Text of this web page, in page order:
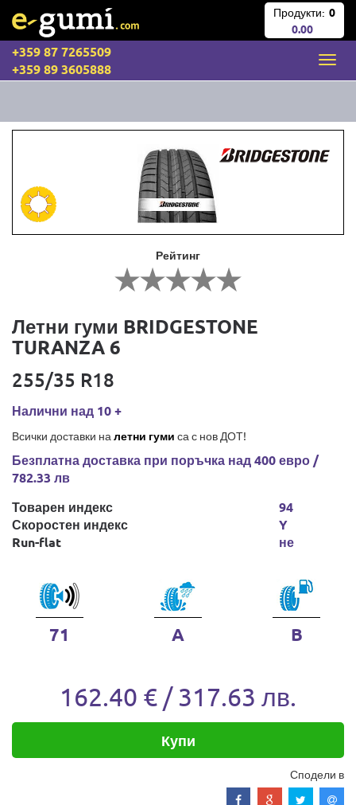
Продукти: 0
0.00
+359 87 7265509
+359 89 3605888
Рейтинг
Летни гуми BRIDGESTONE
TURANZA 6
255/35 R18
Налични над 10 +
Всички доставки на летни гуми са с нов ДОТ!
Безплатна доставка при поръчка над 400 евро /
782.33 лв
Товарен индекс
Скоростен индекс
Run-flat
94
Y
не
71 A B
162.40 € / 317.63 лв.
Купи
Сподели в